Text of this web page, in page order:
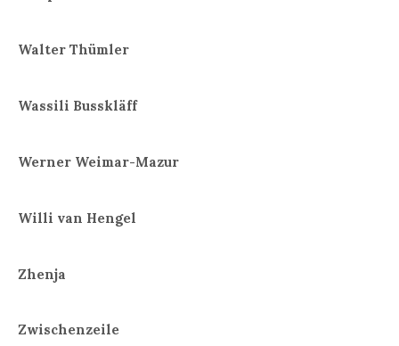
Walter Thümler
Wassili Busskläff
Werner Weimar-Mazur
Willi van Hengel
Zhenja
Zwischenzeile